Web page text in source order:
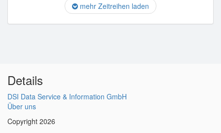
mehr Zeitreihen laden
Details
DSI Data Service & Information GmbH
Über uns
Copyright 2026